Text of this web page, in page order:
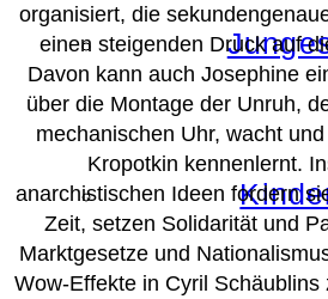
organisiert, die
einen steigenden Druck auf
Davon kann auch Josephine
über die Montage der Unruh,
mechanischen Uhr, wacht
Kropotkin kennenlernt.
anarchistischen Ideen fordern
Zeit, setzen Solidarität und
Marktgesetze und
Wow-Effekte in Cyril Schäublins